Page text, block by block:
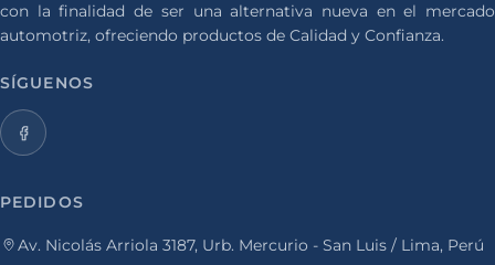
con la finalidad de ser una alternativa nueva en el mercado
automotriz, ofreciendo productos de Calidad y Confianza.
SÍGUENOS
PEDIDOS
Av. Nicolás Arriola 3187, Urb. Mercurio - San Luis / Lima, Perú